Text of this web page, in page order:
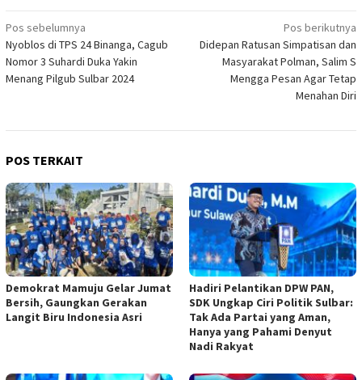
Navigasi
pos
Pos sebelumnya
Nyoblos di TPS 24 Binanga, Cagub
Nomor 3 Suhardi Duka Yakin
Menang Pilgub Sulbar 2024
Pos berikutnya
Didepan Ratusan Simpatisan dan
Masyarakat Polman, Salim S
Mengga Pesan Agar Tetap
Menahan Diri
POS TERKAIT
Demokrat Mamuju Gelar Jumat
Bersih, Gaungkan Gerakan
Langit Biru Indonesia Asri
Hadiri Pelantikan DPW PAN,
SDK Ungkap Ciri Politik Sulbar:
Tak Ada Partai yang Aman,
Hanya yang Pahami Denyut
Nadi Rakyat